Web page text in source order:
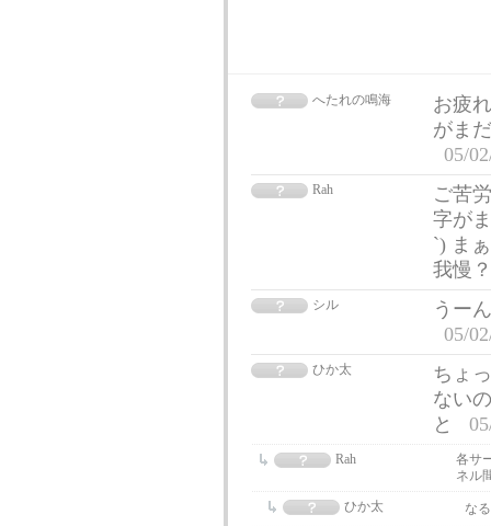
へたれの鳴海
お疲
がま
05/
Rah
ご苦
字が
`) ま
我慢
シル
うー
05/
ひか太
ちょ
ない
と
Rah
各サ
ネル
ひか太
な